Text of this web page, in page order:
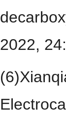
2022,